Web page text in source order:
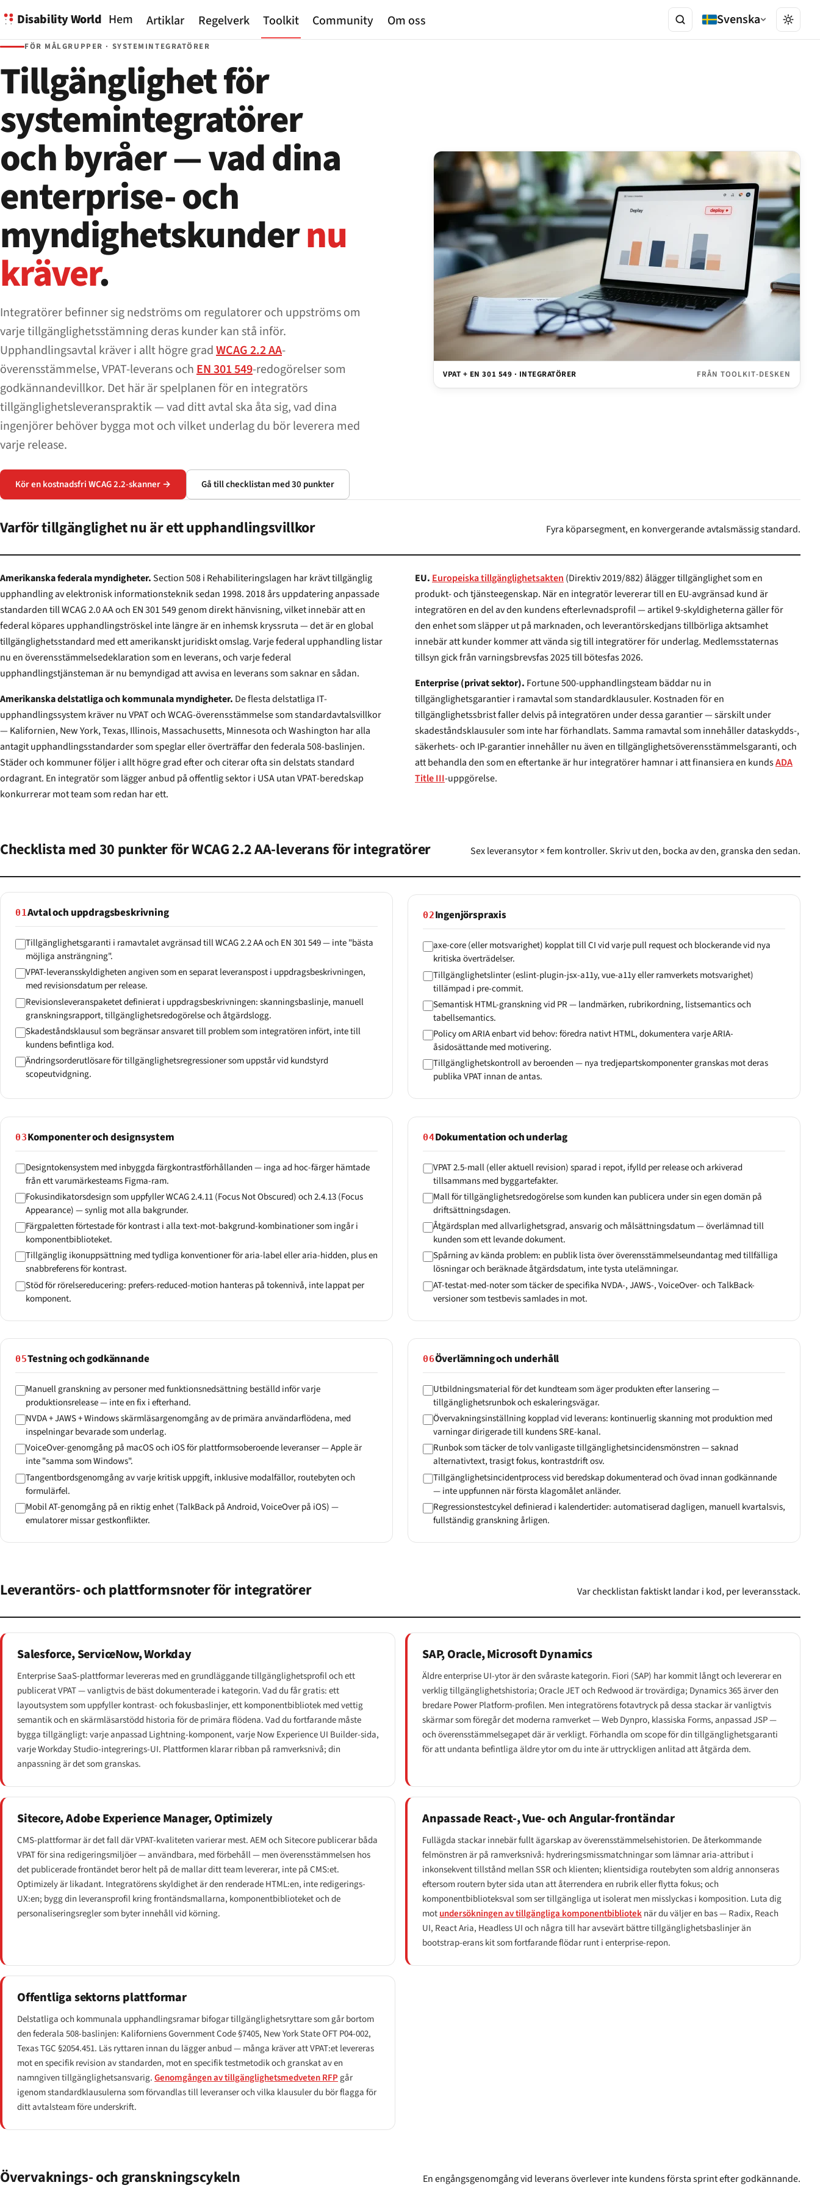
Disability World Hem Artiklar Regelverk Toolkit Community Om oss Svenska
FÖR MÅLGRUPPER · SYSTEMINTEGRATÖRER
Tillgänglighet för
systemintegratörer
och byråer — vad dina
enterprise- och
myndighetskundernu
kräver.
Integratörer befinner sig nedströms om regulatorer och uppströms om
varje tillgänglighetsstämning deras kunder kan stå inför.
Upphandlingsavtal kräver i allt högre gradWCAG 2.2 AA-
överensstämmelse, VPAT-leverans ochEN 301 549-redogörelser som
godkännandevillkor. Det här är spelplanen för en integratörs
tillgänglighetsleveranspraktik — vad ditt avtal ska åta sig, vad dina
ingenjörer behöver bygga mot och vilket underlag du bör leverera med
varje release.
Kör en kostnadsfri WCAG 2.2-skanner → Gå till checklistan med 30 punkter
VPAT + EN 301 549 · INTEGRATÖRER FRÅN TOOLKIT-DESKEN
Varför tillgänglighet nu är ett upphandlingsvillkor Fyra köparsegment, en konvergerande avtalsmässig standard.
Amerikanska federala myndigheter.Section 508 i Rehabiliteringslagen har krävt tillgänglig
upphandling av elektronisk informationsteknik sedan 1998. 2018 års uppdatering anpassade
standarden till WCAG 2.0 AA och EN 301 549 genom direkt hänvisning, vilket innebär att en
federal köpares upphandlingströskel inte längre är en inhemsk kryssruta — det är en global
tillgänglighetsstandard med ett amerikanskt juridiskt omslag. Varje federal upphandling listar
nu en överensstämmelsedeklaration som en leverans, och varje federal
upphandlingstjänsteman är nu bemyndigad att avvisa en leverans som saknar en sådan.
Amerikanska delstatliga och kommunala myndigheter. De flesta delstatliga IT-
upphandlingssystem kräver nu VPAT och WCAG-överensstämmelse som standardavtalsvillkor
— Kalifornien, New York, Texas, Illinois, Massachusetts, Minnesota och Washington har alla
antagit upphandlingsstandarder som speglar eller överträffar den federala 508-baslinjen.
Städer och kommuner följer i allt högre grad efter och citerar ofta sin delstats standard
ordagrant. En integratör som lägger anbud på offentlig sektor i USA utan VPAT-beredskap
konkurrerar mot team som redan har ett.
EU. Europeiska tillgänglighetsakten (Direktiv 2019/882) ålägger tillgänglighet som en
produkt- och tjänsteegenskap. När en integratör levererar till en EU-avgränsad kund är
integratören en del av den kundens efterlevnadsprofil — artikel 9-skyldigheterna gäller för
den enhet som släpper ut på marknaden, och leverantörskedjans tillbörliga aktsamhet
innebär att kunder kommer att vända sig till integratörer för underlag. Medlemsstaternas
tillsyn gick från varningsbrevsfas 2025 till bötesfas 2026.
Enterprise (privat sektor). Fortune 500-upphandlingsteam bäddar nu in
tillgänglighetsgarantier i ramavtal som standardklausuler. Kostnaden för en
tillgänglighetssbrist faller delvis på integratören under dessa garantier — särskilt under
skadeståndsklausuler som inte har förhandlats. Samma ramavtal som innehåller dataskydds-,
säkerhets- och IP-garantier innehåller nu även en tillgänglighetsöverensstämmelsgaranti, och
att behandla den som en eftertanke är hur integratörer hamnar i att finansiera en kundsADA
Title III-uppgörelse.
Checklista med 30 punkter för WCAG 2.2 AA-leverans för integratörer Sex leveransytor × fem kontroller. Skriv ut den, bocka av den, granska den sedan.
01Avtal och uppdragsbeskrivning
Tillgänglighetsgaranti i ramavtalet avgränsad till WCAG 2.2 AA och EN 301 549 — inte "bästa
möjliga ansträngning".
VPAT-leveransskyldigheten angiven som en separat leveranspost i uppdragsbeskrivningen,
med revisionsdatum per release.
Revisionsleveranspaketet definierat i uppdragsbeskrivningen: skanningsbaslinje, manuell
granskningsrapport, tillgänglighetsredogörelse och åtgärdslogg.
Skadeståndsklausul som begränsar ansvaret till problem som integratören infört, inte till
kundens befintliga kod.
Ändringsorderutlösare för tillgänglighetsregressioner som uppstår vid kundstyrd
scopeutvidgning.
02Ingenjörspraxis
axe-core (eller motsvarighet) kopplat till CI vid varje pull request och blockerande vid nya
kritiska överträdelser.
Tillgänglighetslinter (eslint-plugin-jsx-a11y, vue-a11y eller ramverkets motsvarighet)
tillämpad i pre-commit.
Semantisk HTML-granskning vid PR — landmärken, rubrikordning, listsemantics och
tabellsemantics.
Policy om ARIA enbart vid behov: föredra nativt HTML, dokumentera varje ARIA-
åsidosättande med motivering.
Tillgänglighetskontroll av beroenden — nya tredjepartskomponenter granskas mot deras
publika VPAT innan de antas.
03Komponenter och designsystem
Designtokensystem med inbyggda färgkontrastförhållanden — inga ad hoc-färger hämtade
från ett varumärkesteams Figma-ram.
Fokusindikatorsdesign som uppfyller WCAG 2.4.11 (Focus Not Obscured) och 2.4.13 (Focus
Appearance) — synlig mot alla bakgrunder.
Färgpaletten förtestade för kontrast i alla text-mot-bakgrund-kombinationer som ingår i
komponentbiblioteket.
Tillgänglig ikonuppsättning med tydliga konventioner för aria-label eller aria-hidden, plus en
snabbreferens för kontrast.
Stöd för rörelsereducering: prefers-reduced-motion hanteras på tokennivå, inte lappat per
komponent.
04Dokumentation och underlag
VPAT 2.5-mall (eller aktuell revision) sparad i repot, ifylld per release och arkiverad
tillsammans med byggartefakter.
Mall för tillgänglighetsredogörelse som kunden kan publicera under sin egen domän på
driftsättningsdagen.
Åtgärdsplan med allvarlighetsgrad, ansvarig och målsättningsdatum — överlämnad till
kunden som ett levande dokument.
Spårning av kända problem: en publik lista över överensstämmelseundantag med tillfälliga
lösningar och beräknade åtgärdsdatum, inte tysta utelämningar.
AT-testat-med-noter som täcker de specifika NVDA-, JAWS-, VoiceOver- och TalkBack-
versioner som testbevis samlades in mot.
05Testning och godkännande
Manuell granskning av personer med funktionsnedsättning beställd inför varje
produktionsrelease — inte en fix i efterhand.
NVDA + JAWS + Windows skärmläsargenomgång av de primära användarflödena, med
inspelningar bevarade som underlag.
VoiceOver-genomgång på macOS och iOS för plattformsoberoende leveranser — Apple är
inte "samma som Windows".
Tangentbordsgenomgång av varje kritisk uppgift, inklusive modalfällor, routebyten och
formulärfel.
Mobil AT-genomgång på en riktig enhet (TalkBack på Android, VoiceOver på iOS) —
emulatorer missar gestkonflikter.
06Överlämning och underhåll
Utbildningsmaterial för det kundteam som äger produkten efter lansering —
tillgänglighetsrunbok och eskaleringsvägar.
Övervakningsinställning kopplad vid leverans: kontinuerlig skanning mot produktion med
varningar dirigerade till kundens SRE-kanal.
Runbok som täcker de tolv vanligaste tillgänglighetsincidensmönstren — saknad
alternativtext, trasigt fokus, kontrastdrift osv.
Tillgänglighetsincidentprocess vid beredskap dokumenterad och övad innan godkännande
— inte uppfunnen när första klagomålet anländer.
Regressionstestcykel definierad i kalendertider: automatiserad dagligen, manuell kvartalsvis,
fullständig granskning årligen.
Leverantörs- och plattformsnoter för integratörer Var checklistan faktiskt landar i kod, per leveransstack.
Salesforce, ServiceNow, Workday
Enterprise SaaS-plattformar levereras med en grundläggande tillgänglighetsprofil och ett
publicerat VPAT — vanligtvis de bäst dokumenterade i kategorin. Vad du får gratis: ett
layoutsystem som uppfyller kontrast- och fokusbaslinjer, ett komponentbibliotek med vettig
semantik och en skärmläsarstödd historia för de primära flödena. Vad du fortfarande måste
bygga tillgängligt: varje anpassad Lightning-komponent, varje Now Experience UI Builder-sida,
varje Workday Studio-integrerings-UI. Plattformen klarar ribban på ramverksnivå; din
anpassning är det som granskas.
SAP, Oracle, Microsoft Dynamics
Äldre enterprise UI-ytor är den svåraste kategorin. Fiori (SAP) har kommit långt och levererar en
verklig tillgänglighetshistoria; Oracle JET och Redwood är trovärdiga; Dynamics 365 ärver den
bredare Power Platform-profilen. Men integratörens fotavtryck på dessa stackar är vanligtvis
skärmar som föregår det moderna ramverket — Web Dynpro, klassiska Forms, anpassad JSP —
och överensstämmelsegapet där är verkligt. Förhandla om scope för din tillgänglighetsgaranti
för att undanta befintliga äldre ytor om du inte är uttryckligen anlitad att åtgärda dem.
Sitecore, Adobe Experience Manager, Optimizely
CMS-plattformar är det fall där VPAT-kvaliteten varierar mest. AEM och Sitecore publicerar båda
VPAT för sina redigeringsmiljöer — användbara, med förbehåll — men överensstämmelsen hos
det publicerade frontändet beror helt på de mallar ditt team levererar, inte på CMS:et.
Optimizely är likadant. Integratörens skyldighet är den renderade HTML:en, inte redigerings-
UX:en; bygg din leveransprofil kring frontändsmallarna, komponentbiblioteket och de
personaliseringsregler som byter innehåll vid körning.
Anpassade React-, Vue- och Angular-frontändar
Fullägda stackar innebär fullt ägarskap av överensstämmelsehistorien. De återkommande
felmönstren är på ramverksnivå: hydreringsmissmatchningar som lämnar aria-attribut i
inkonsekvent tillstånd mellan SSR och klienten; klientsidiga routebyten som aldrig annonseras
eftersom routern byter sida utan att återrendera en rubrik eller flytta fokus; och
komponentbiblioteksval som ser tillgängliga ut isolerat men misslyckas i komposition. Luta dig
motundersökningen av tillgängliga komponentbiblioteknär du väljer en bas — Radix, Reach
UI, React Aria, Headless UI och några till har avsevärt bättre tillgänglighetsbaslinjer än
bootstrap-erans kit som fortfarande flödar runt i enterprise-repon.
Offentliga sektorns plattformar
Delstatliga och kommunala upphandlingsramar bifogar tillgänglighetsryttare som går bortom
den federala 508-baslinjen: Kaliforniens Government Code §7405, New York State OFT P04-002,
Texas TGC §2054.451. Läs ryttaren innan du lägger anbud — många kräver att VPAT:et levereras
mot en specifik revision av standarden, mot en specifik testmetodik och granskat av en
namngiven tillgänglighetsansvarig.Genomgången av tillgänglighetsmedveten RFP går
igenom standardklausulerna som förvandlas till leveranser och vilka klausuler du bör flagga för
ditt avtalsteam före underskrift.
Övervaknings- och granskningscykeln En engångsgenomgång vid leverans överlever inte kundens första sprint efter godkännande.